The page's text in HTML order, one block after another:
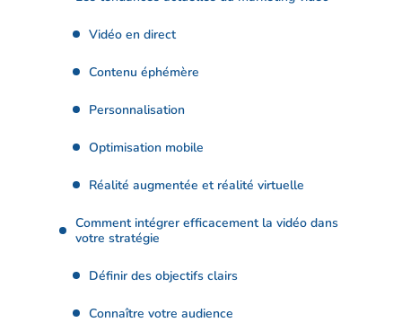
Vidéo en direct
Contenu éphémère
Personnalisation
Optimisation mobile
Réalité augmentée et réalité virtuelle
Comment intégrer efficacement la vidéo dans
votre stratégie
Définir des objectifs clairs
Connaître votre audience